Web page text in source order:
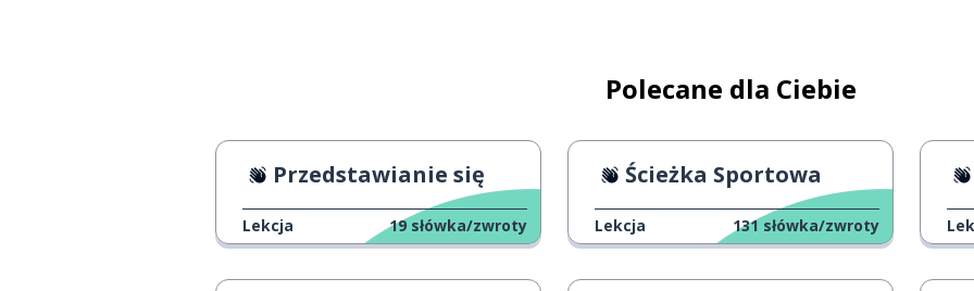
Polecane dla Ciebie
Przedstawianie się
Lekcja 19 słówka/zwroty
Ścieżka Sportowa
Lekcja 131 słówka/zwroty